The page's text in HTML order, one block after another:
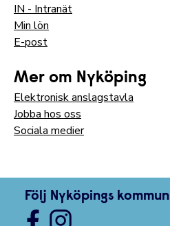
IN - Intranät
Min lön
E-post
Mer om Nyköping
Elektronisk anslagstavla
Jobba hos oss
Sociala medier
Följ Nyköpings kommun